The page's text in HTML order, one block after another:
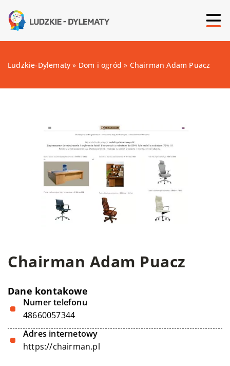
Ludzkie-Dylematy » Dom i ogród » Chairman Adam Puacz
Chairman Adam Puacz
Dane kontakowe
Numer telefonu
48660057344
Adres internetowy
https://chairman.pl